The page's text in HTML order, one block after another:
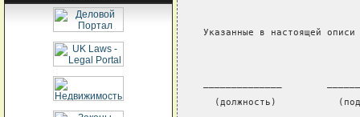
Указанные в настоящей
(должность)